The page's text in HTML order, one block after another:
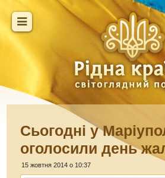
Сьогодні у
оголосили день
15 жовтня 2014 о 10:37